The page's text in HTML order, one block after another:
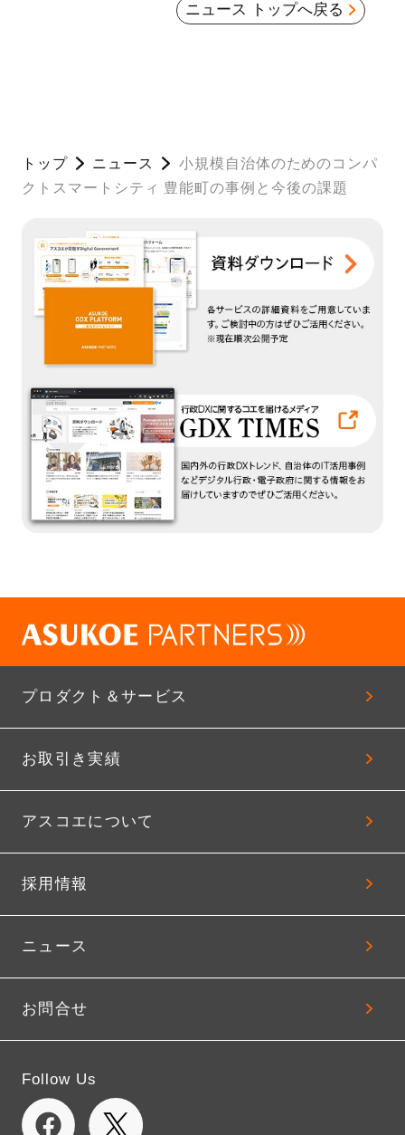
ニュース トップへ戻る
トップ ニュース
小規模自治体のためのコンパ
クトスマートシティ 豊能町の事例と今後の課題
プロダクト＆サービス
お取引き実績
アスコエについて
採用情報
ニュース
お問合せ
Follow Us